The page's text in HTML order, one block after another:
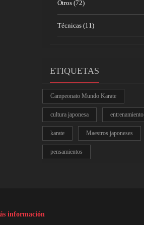
Otros(72)
Técnicas(11)
ETIQUETAS
Campeonato Mundo Karate
cultura japonesa entrenamiento
karate Maestros japoneses
pensamientos
información